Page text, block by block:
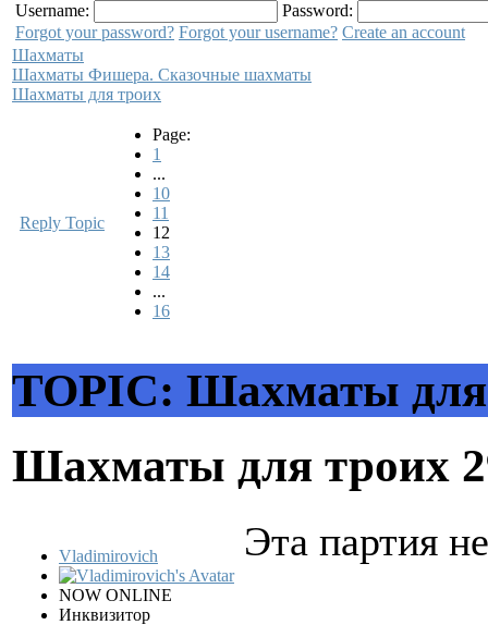
Username:
Password:
Forgot your password? Forgot your username? Create an account
Шахматы
Шахматы Фишера. Сказочные шахматы
Шахматы для троих
Reply Topic
Page:
1
...
10
11
12
13
14
...
16
TOPIC: Шахматы для
Шахматы для троих
Vladimirovich
NOW ONLINE
Инквизитор
Эта партия